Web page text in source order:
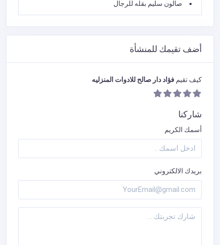
صالون سليم بقله للرجال
أضف تقيمك للمنشأة
كيف تقيم فؤاد دار صالح للادوات المنزليه
شاركنا
أسمك الكريم
بريدك الالكتروني